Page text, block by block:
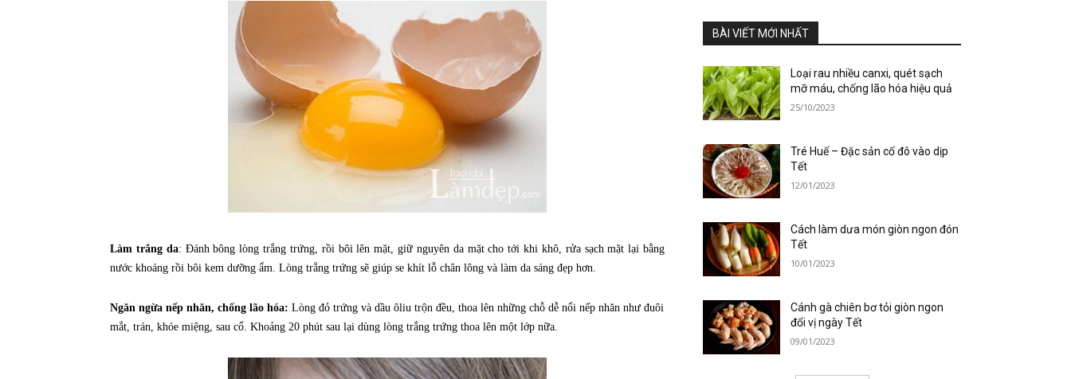
Làm trắng da: Đánh bông lòng trắng trứng, rồi bôi lên mặt, giữ nguyên da mặt cho tới khi khô, rửa sạch mặt lại bằng
nước khoáng rồi bôi kem dưỡng ẩm. Lòng trắng trứng sẽ giúp se khít lỗ chân lông và làm da sáng đẹp hơn.
Ngăn ngừa nếp nhăn, chống lão hóa: Lòng đỏ trứng và dầu ôliu trộn đều, thoa lên những chỗ dễ nổi nếp nhăn như đuôi
mắt, trán, khóe miệng, sau cổ. Khoảng 20 phút sau lại dùng lòng trắng trứng thoa lên một lớp nữa.
BÀI VIẾT MỚI NHẤT
Loại rau nhiều canxi, quét sạch
mỡ máu, chống lão hóa hiệu quả
25/10/2023
Tré Huế – Đặc sản cố đô vào dịp
Tết
12/01/2023
Cách làm dưa món giòn ngon đón
Tết
10/01/2023
Cánh gà chiên bơ tỏi giòn ngon
đổi vị ngày Tết
09/01/2023